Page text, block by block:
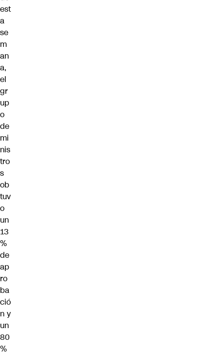
est
a
se
m
an
a,
el
gr
up
o
de
mi
nis
tro
s
ob
tuv
o
un
13
%
de
ap
ro
ba
ció
n y
un
80
%